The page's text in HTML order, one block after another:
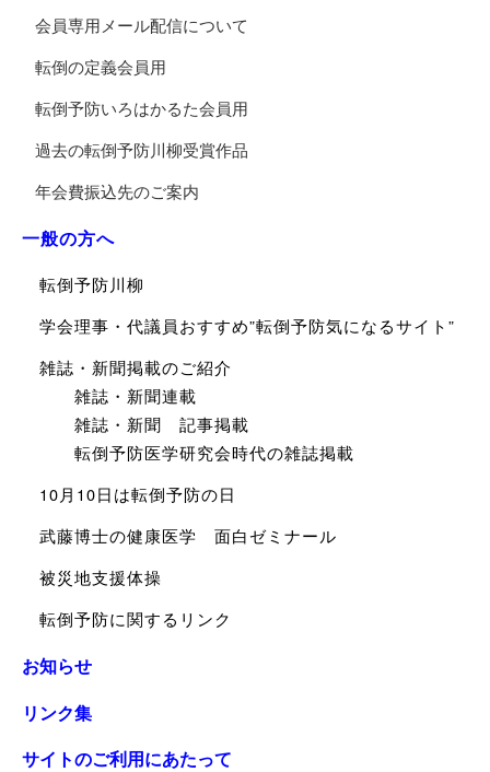
会員専用メール配信について
転倒の定義会員用
転倒予防いろはかるた会員用
過去の転倒予防川柳受賞作品
年会費振込先のご案内
一般の方へ
転倒予防川柳
学会理事・代議員おすすめ”転倒予防気になるサイト”
雑誌・新聞掲載のご紹介
雑誌・新聞連載
雑誌・新聞 記事掲載
転倒予防医学研究会時代の雑誌掲載
10月10日は転倒予防の日
武藤博士の健康医学 面白ゼミナール
被災地支援体操
転倒予防に関するリンク
お知らせ
リンク集
サイトのご利用にあたって